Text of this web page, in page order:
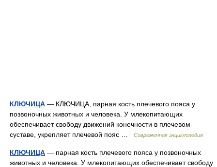
КЛЮЧИЦА — КЛЮЧИЦА, парная кость плечевого пояса у
позвоночных животных и человека. У млекопитающих
обеспечивает свободу движений конечности в плечевом
суставе, укрепляет плечевой пояс …
Современная энциклопедия
КЛЮЧИЦА — парная кость плечевого пояса у позвоночных
животных и человека. У млекопитающих обеспечивает свободу